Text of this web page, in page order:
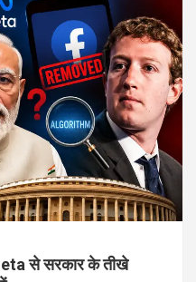
से सरकार के तीखे